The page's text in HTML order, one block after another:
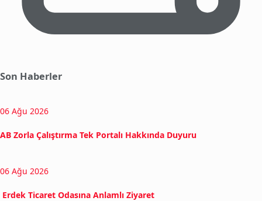
Son Haberler
06 Ağu 2026
AB Zorla Çalıştırma Tek Portalı Hakkında Duyuru
06 Ağu 2026
Erdek Ticaret Odasına Anlamlı Ziyaret